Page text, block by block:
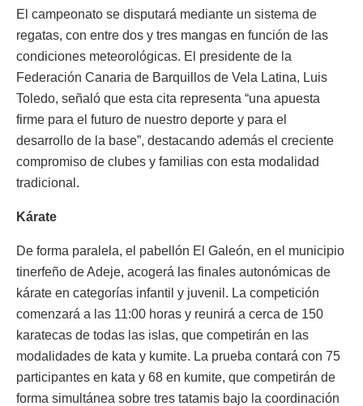
El campeonato se disputará mediante un sistema de
regatas, con entre dos y tres mangas en función de las
condiciones meteorológicas. El presidente de la
Federación Canaria de Barquillos de Vela Latina, Luis
Toledo, señaló que esta cita representa “una apuesta
firme para el futuro de nuestro deporte y para el
desarrollo de la base”, destacando además el creciente
compromiso de clubes y familias con esta modalidad
tradicional.
Kárate
De forma paralela, el pabellón El Galeón, en el municipio
tinerfeño de Adeje, acogerá las finales autonómicas de
kárate en categorías infantil y juvenil. La competición
comenzará a las 11:00 horas y reunirá a cerca de 150
karatecas de todas las islas, que competirán en las
modalidades de kata y kumite. La prueba contará con 75
participantes en kata y 68 en kumite, que competirán de
forma simultánea sobre tres tatamis bajo la coordinación